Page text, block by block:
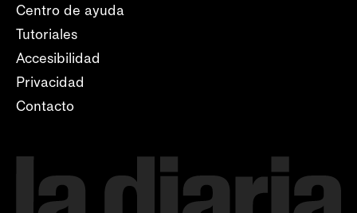
Centro de ayuda
Tutoriales
Accesibilidad
Privacidad
Contacto